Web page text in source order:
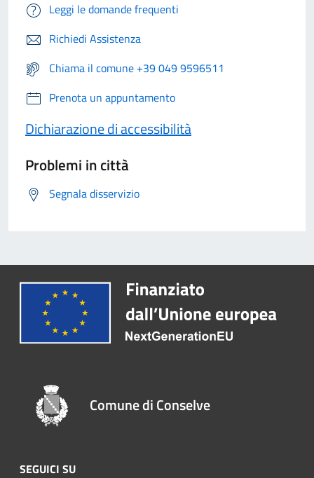
Leggi le domande frequenti
Richiedi Assistenza
Chiama il comune +39 049 9596511
Prenota un appuntamento
Dichiarazione di accessibilità
Problemi in città
Segnala disservizio
Comune di Conselve
SEGUICI SU